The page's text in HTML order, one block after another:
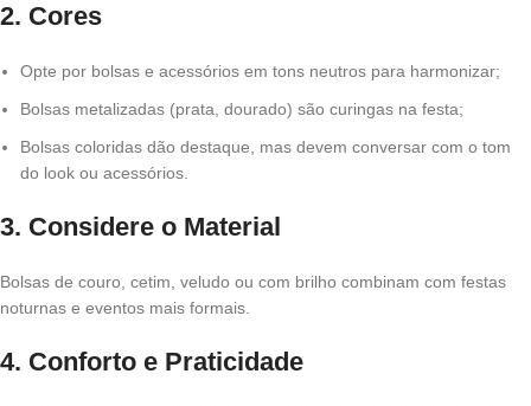
2. Cores
Opte por bolsas e acessórios em tons neutros para harmonizar;
Bolsas metalizadas (prata, dourado) são curingas na festa;
Bolsas coloridas dão destaque, mas devem conversar com o tom
do look ou acessórios.
3. Considere o Material
Bolsas de couro, cetim, veludo ou com brilho combinam com festas
noturnas e eventos mais formais.
4. Conforto e Praticidade